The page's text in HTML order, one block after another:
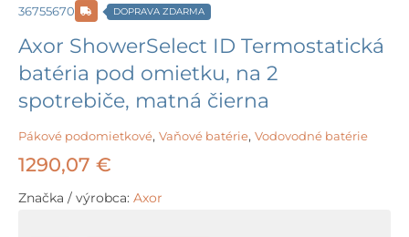
36755670 DOPRAVA ZDARMA
Axor ShowerSelect ID Termostatická
batéria pod omietku, na 2
spotrebiče, matná čierna
Pákové podomietkové, Vaňové batérie, Vodovodné batérie
1290,07 €
Značka / výrobca: Axor